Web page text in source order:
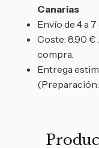
Canarias
Envío de 4 a 7
Coste: 8,90 €
compra.
Entrega
(Preparación: